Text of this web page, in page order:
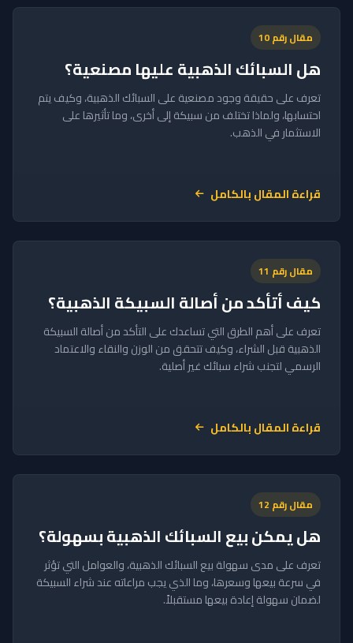
مقال رقم 10
هل السبائك الذهبية عليها مصنعية؟
تعرف على حقيقة وجود مصنعية على السبائك الذهبية، وكيف يتم
احتسابها، ولماذا تختلف من سبيكة إلى أخرى، وما تأثيرها على
الاستثمار في الذهب.
قراءة المقال بالكامل
مقال رقم 11
كيف أتأكد من أصالة السبيكة الذهبية؟
تعرف على أهم الطرق التي تساعدك على التأكد من أصالة السبيكة
الذهبية قبل الشراء، وكيف تتحقق من الوزن والنقاء والاعتماد
الرسمي لتجنب شراء سبائك غير أصلية.
قراءة المقال بالكامل
مقال رقم 12
هل يمكن بيع السبائك الذهبية بسهولة؟
تعرف على مدى سهولة بيع السبائك الذهبية، والعوامل التي تؤثر
في سرعة بيعها وسعرها، وما الذي يجب مراعاته عند شراء السبيكة
لضمان سهولة إعادة بيعها مستقبلاً.